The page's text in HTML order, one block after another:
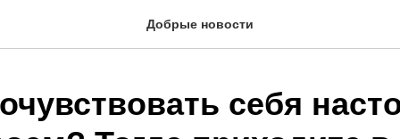
Добрые новости
себя